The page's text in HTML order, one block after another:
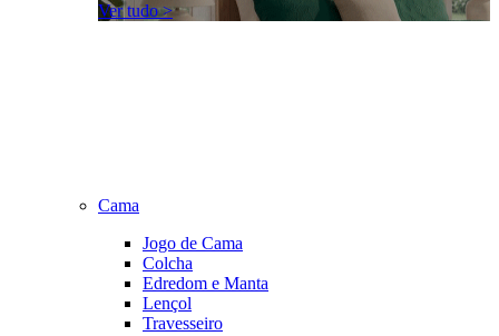
Ver tudo >
Cama
Jogo de Cama
Colcha
Edredom e Manta
Lençol
Travesseiro